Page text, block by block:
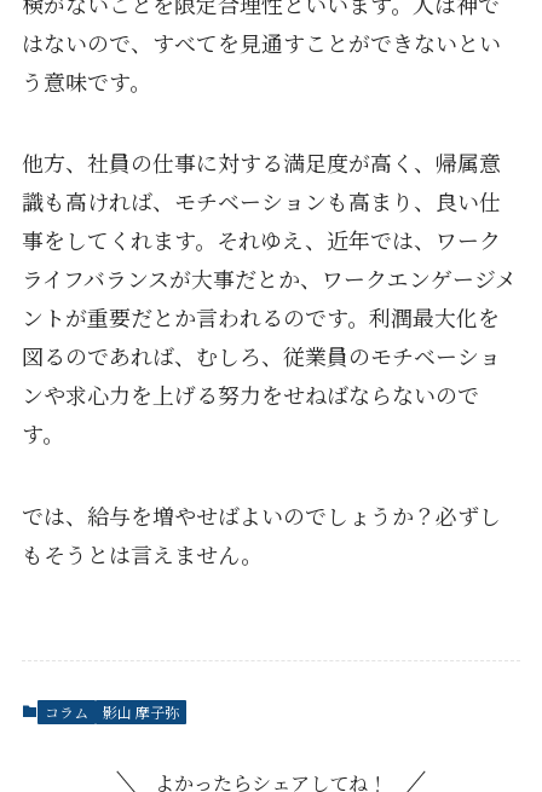
はないので、すべてを見通すことができないとい
う意味です。
他方、社員の仕事に対する満足度が高く、帰属意
識も高ければ、モチベーションも高まり、良い仕
事をしてくれます。それゆえ、近年では、ワーク
ライフバランスが大事だとか、ワークエンゲージメ
ントが重要だとか言われるのです。利潤最大化を
図るのであれば、むしろ、従業員のモチベーショ
ンや求心力を上げる努力をせねばならないので
す。
では、給与を増やせばよいのでしょうか？必ずし
もそうとは言えません。
コラム 影山 摩子弥
よかったらシェアしてね！